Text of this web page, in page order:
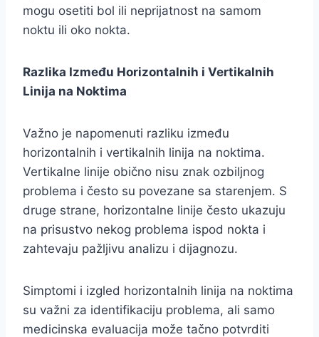
mogu osetiti bol ili neprijatnost na samom
noktu ili oko nokta.
Razlika Između Horizontalnih i Vertikalnih
Linija na Noktima
Važno je napomenuti razliku između
horizontalnih i vertikalnih linija na noktima.
Vertikalne linije obično nisu znak ozbiljnog
problema i često su povezane sa starenjem. S
druge strane, horizontalne linije često ukazuju
na prisustvo nekog problema ispod nokta i
zahtevaju pažljivu analizu i dijagnozu.
Simptomi i izgled horizontalnih linija na noktima
su važni za identifikaciju problema, ali samo
medicinska evaluacija može tačno potvrditi